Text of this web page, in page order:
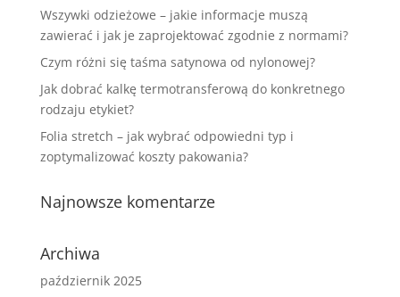
Wszywki odzieżowe – jakie informacje muszą
zawierać i jak je zaprojektować zgodnie z normami?
Czym różni się taśma satynowa od nylonowej?
Jak dobrać kalkę termotransferową do konkretnego
rodzaju etykiet?
Folia stretch – jak wybrać odpowiedni typ i
zoptymalizować koszty pakowania?
Najnowsze komentarze
Archiwa
październik 2025